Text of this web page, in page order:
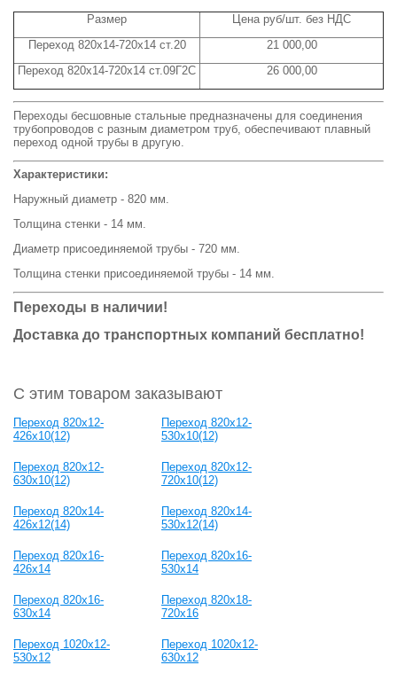
Размер
Цена руб/шт. без НДС
Переход 820x14-720x14 ст.20
21 000,00
Переход 820x14-720x14 ст.09Г2С
26 000,00
Переходы бесшовные стальные предназначены для соединения
трубопроводов с разным диаметром труб, обеспечивают плавный
переход одной трубы в другую.
Характеристики:
Наружный диаметр - 820 мм.
Толщина стенки - 14 мм.
Диаметр присоединяемой трубы - 720 мм.
Толщина стенки присоединяемой трубы - 14 мм.
Переходы в наличии!
Доставка до транспортных компаний бесплатно!
С этим товаром заказывают
Переход 820x12-
426x10(12)
Переход 820x12-
530x10(12)
Переход 820x12-
630x10(12)
Переход 820x12-
720x10(12)
Переход 820x14-
426x12(14)
Переход 820x14-
530x12(14)
Переход 820x16-
426x14
Переход 820x16-
530x14
Переход 820x16-
630x14
Переход 820x18-
720x16
Переход 1020x12-
530x12
Переход 1020x12-
630x12